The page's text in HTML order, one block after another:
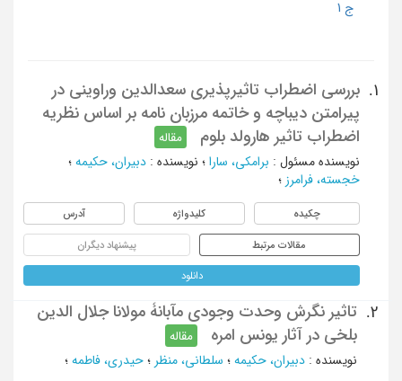
ج 1
1.
بررسی اضطراب تاثیرپذیری سعدالدین وراوینی در
پیرامتن دیباچه و خاتمه مرزبان نامه بر اساس نظریه
اضطراب تاثیر هارولد بلوم
مقاله
نویسنده مسئول : برامکی، سارا ؛ نویسنده : دبیران، حکیمه ؛
خجسته، فرامرز ؛
چکیده کلیدواژه آدرس
مقالات مرتبط پیشنهاد دیگران
دانلود
2.
تاثیر نگرش وحدت وجودی مآبانۀ مولانا جلال الدین
بلخی در آثار یونس امره
مقاله
نویسنده : دبیران، حکیمه ؛ سلطانی، منظر ؛ حیدری، فاطمه ؛